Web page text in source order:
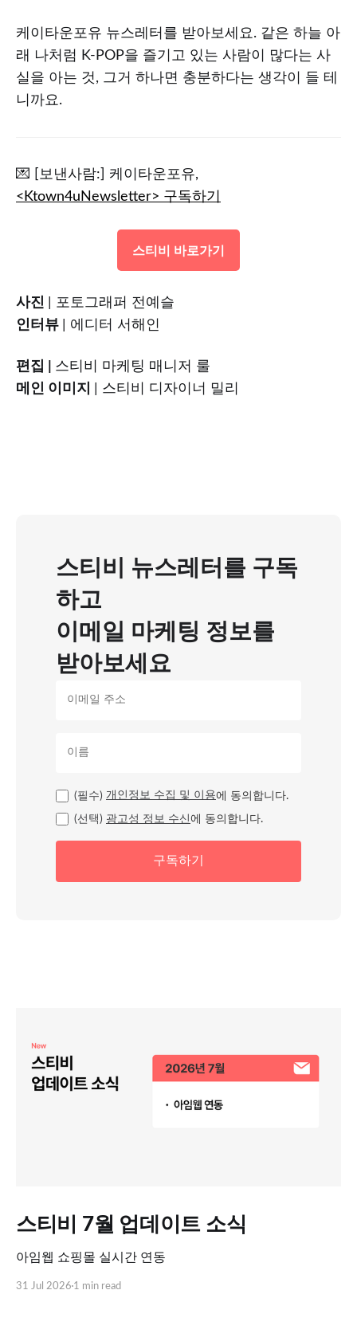
케이타운포유 뉴스레터를 받아보세요. 같은 하늘 아
래 나처럼 K-POP을 즐기고 있는 사람이 많다는 사
실을 아는 것, 그거 하나면 충분하다는 생각이 들 테
니까요.
💌 [보낸사람:] 케이타운포유,
<Ktown4uNewsletter> 구독하기
스티비 바로가기
사진
| 포토그래퍼 전예슬
인터뷰
| 에디터 서해인
편집 | 스티비 마케팅 매니저 룰
메인 이미지
| 스티비 디자이너 밀리
스티비 뉴스레터를 구독
하고
이메일 마케팅 정보를
받아보세요
(필수) 개인정보 수집 및 이용에 동의합니다.
(선택) 광고성 정보 수신 에 동의합니다.
구독하기
스티비 7월 업데이트 소식
아임웹 쇼핑몰 실시간 연동
31 Jul 2026 1 min read